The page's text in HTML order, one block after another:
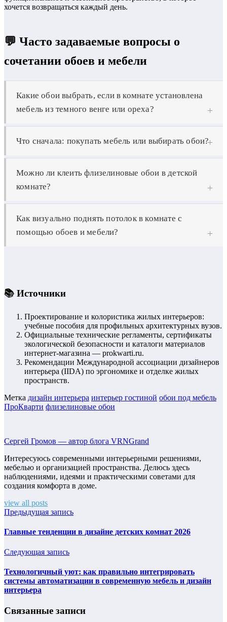
хочется возвращаться каждый день.
💬 Часто задаваемые вопросы о
сочетании обоев и мебели
Какие обои выбрать, если в комнате установлена
мебель из темного венге или ореха?
фоном станут светлые, пастельные стены — песочные,
слоновой кости. Это визуально разгрузит пространство,
комната не будет казаться мрачной, а благородная
эффектно.
Что сначала: покупать мебель или выбирать обои?
крупных текстильных элементов (штор, обивки). Найти
обои нужного оттенка под уже купленный диван
выбор ткани или оттенков фасадов мебели всегда более
ограничен.
Можно ли клеить флизелиновые обои в детской
комнате?
напыления) идеально подходят для детских комнат и
спален. Они производятся из модифицированных
Как визуально поднять потолок в комнате с
помощью обоев и мебели?
мебели стоит отдать предпочтение низким диванам и
потолка с вертикальными линиями фасадов. Избегайте
громоздких и высоких центральных предметов мебели.
📚 Источники
Проектирование и колористика жилых интерьеров:
учебные пособия для профильных архитектурных вузов.
Официальные технические регламенты, сертификаты
экологической безопасности и каталоги материалов
интернет-магазина — prokwarti.ru.
Рекомендации Международной ассоциации дизайнеров
интерьера (IIDA) по эргономике и отделке жилых
пространств.
Метка дизайн интерьера интерьер гостиной обои под мебель
ПроКварти флизелиновые обои
Сергей Громов — автор блога VRNGrand
Интересуюсь современными интерьерными решениями,
мебелью и организацией пространства. Делюсь здесь
наблюдениями, идеями и практическими советами для
создания комфорта в доме.
view all posts
Предыдущая запись
Главные тенденции в дизайне детских комнат 2026
Следующая запись
Технологичный уют: как правильно интегрировать
системы автоматизации в современную мебель и дизайн
интерьера
Связанные записи